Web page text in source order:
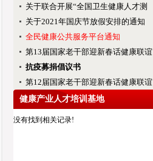
关于联合开展“全国卫生健康人才测
关于2021年国庆节放假安排的通知
全民健康公共服务平台通知
第13届国家老干部迎新春话健康联谊
抗疫募捐倡议书
第12届国家老干部迎新春话健康联谊
健康产业人才培训基地
没有找到相关记录!